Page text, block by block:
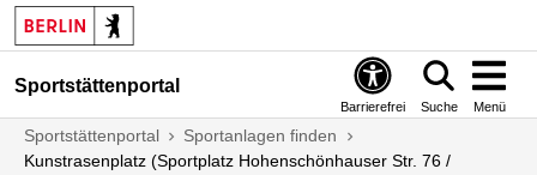
Sportstättenportal
Barrierefrei Suche Menü
Sportstättenportal
Sportanlagen finden
Kunstrasenplatz (Sportplatz Hohenschönhauser Str. 76 /